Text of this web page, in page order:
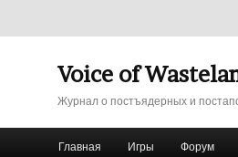
Voice of
Журнал о постъядерных и
Перейти к основному
Перейти к дополнительному
Главная Игры Форум